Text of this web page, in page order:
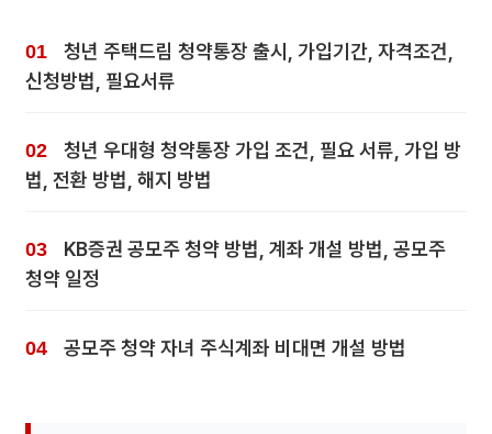
청년 주택드림 청약통장 출시, 가입기간, 자격조건,
신청방법, 필요서류
청년 우대형 청약통장 가입 조건, 필요 서류, 가입 방
법, 전환 방법, 해지 방법
KB증권 공모주 청약 방법, 계좌 개설 방법, 공모주
청약 일정
공모주 청약 자녀 주식계좌 비대면 개설 방법